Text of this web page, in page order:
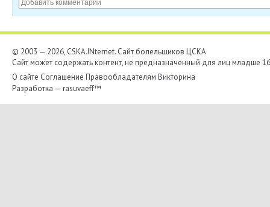
© 2003 — 2026, CSKA.INternet. Cайт болельщиков ЦСКА
Сайт может содержать контент, не предназначенный для лиц младше
О сайте Соглашение Правообладателям Викторина
Разработка — rasuvaeff™